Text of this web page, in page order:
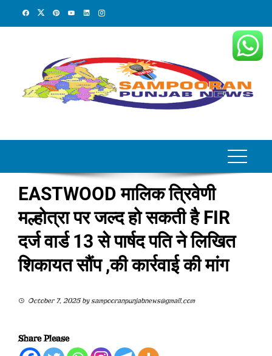
EASTWOOD मालिक त्रिवेणी
मल्होत्रा पर जल्द हो सकती है FIR
दर्ज वार्ड 13 से पार्षद पति ने लिखित
शिकायत सौंप ,की कार्रवाई की मांग
October 7, 2025bysampooranpunjabnews@gmail.com
Share Please